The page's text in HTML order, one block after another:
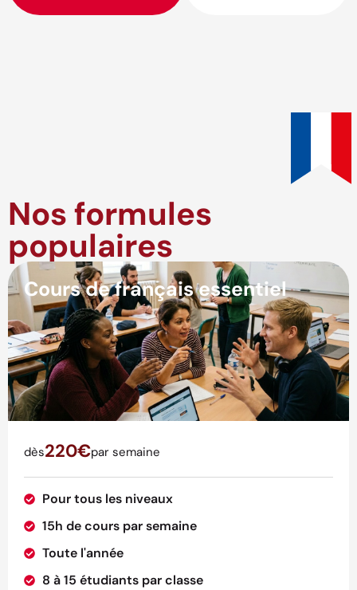
Nos formules
populaires
Cours de français essentiel
dès220€par semaine
Pour tous les niveaux
15h de cours par semaine
Toute l'année
8 à 15 étudiants par classe